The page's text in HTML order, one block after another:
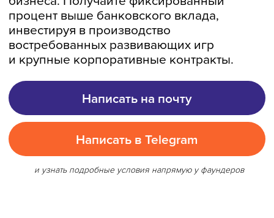
и узнать подробные условия напрямую у фаундеров
Написать в Telegram
Коротко
об условиях
Выгоднее вклада
Надёжнее стартапов